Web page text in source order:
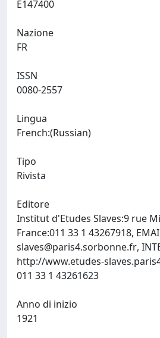
Nazione
ISSN
Lingua
Tipo
Rivista
Editore
Institut d'Etudes Slaves:9 rue
France:011 33 1 43267918,
slaves@paris4.sorbonne.fr,
http://www.etudes-
Anno di inizio